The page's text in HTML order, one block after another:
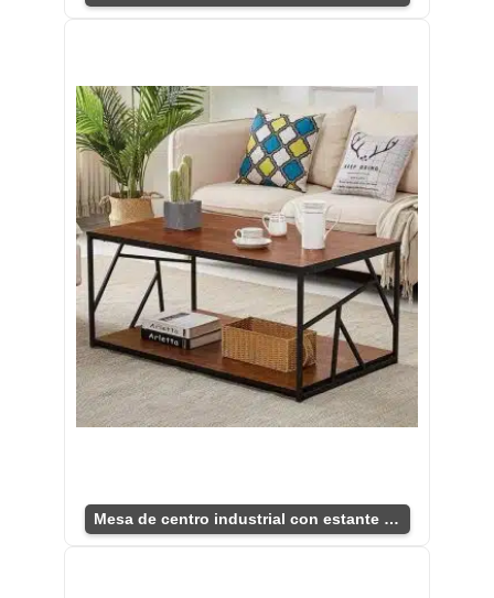
Mesa de centro industrial con estante inferior